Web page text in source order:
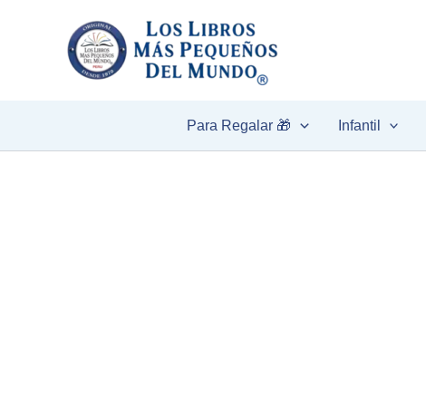
contenido
Para Regalar 🎁 Infantil